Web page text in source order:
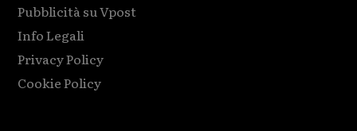
Pubblicità su Vpost
Info Legali
Privacy Policy
Cookie Policy